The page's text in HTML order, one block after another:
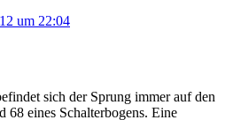
um 22:04
sich der Sprung immer auf den
68 eines Schalterbogens. Eine